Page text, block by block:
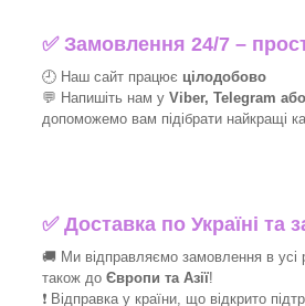
✅Замовлення 24/7 –
🕘 Наш сайт працює цілодобово
💬 Напишіть нам у Viber, Telegram
допоможемо вам підібрати найкращі
✅Доставка по Україні та
🚚 Ми відправляємо замовлення в усі
також до Європи та Азії!
❗ Відправка у країни, що відкрито